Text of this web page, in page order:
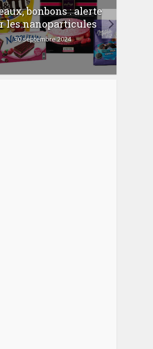
bonbons : alerte
les nanoparticules
30 septembre 2024